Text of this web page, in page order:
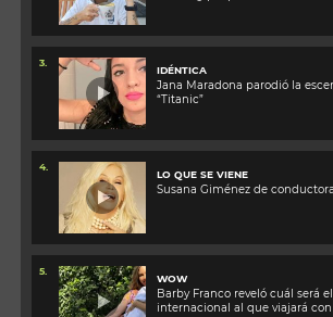
3.
IDÉNTICA
Jana Maradona parodió la
“Titanic”
4.
LO QUE SE VIENE
Susana Giménez de
5.
WOW
Barby Franco reveló cuál será
internacional al que viajará